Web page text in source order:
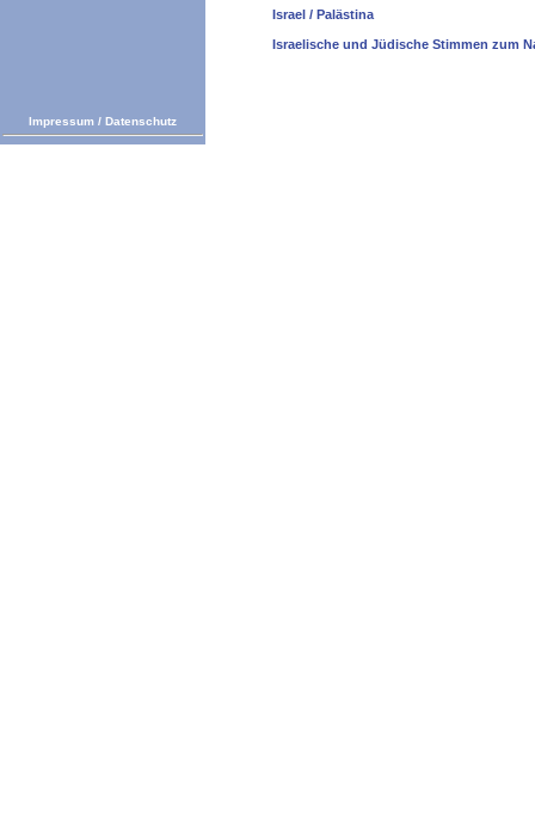
Israel / Palästina
Israelische und Jüdische Stimmen zum
Impressum / Datenschutz